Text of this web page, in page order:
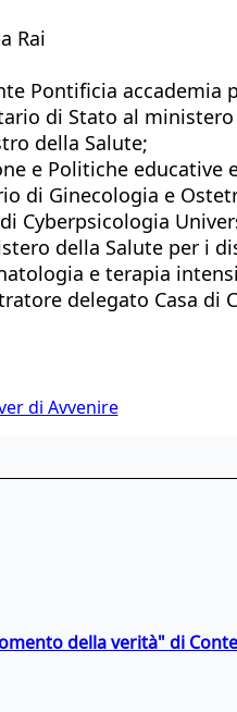
Rai
Pontificia accademia
di Stato al ministero
della Salute;
e Politiche educative
di Ginecologia e
Cyberpsicologia
della Salute per i
e terapia
delegato Casa di
di Avvenire
della verità" di Conte